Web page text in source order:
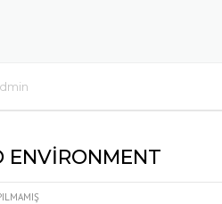
ENVIRONMENT